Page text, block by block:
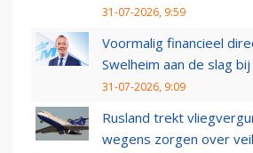
31-07-2026, 9:59
Voormalig financieel
Swelheim aan de slag
31-07-2026, 9:09
Rusland trekt
wegens zorgen over